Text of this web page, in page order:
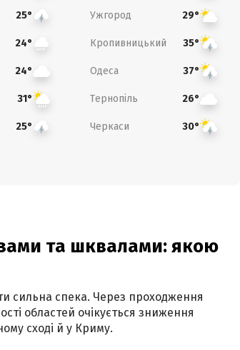
25° Ужгород 29°
24° Кропивницький 35°
24° Одеса 37°
31° Тернопіль 26°
25° Черкаси 30°
та шквалами: якою
сильна спека. Через проходження
областей очікується зниження
сході й у Криму.